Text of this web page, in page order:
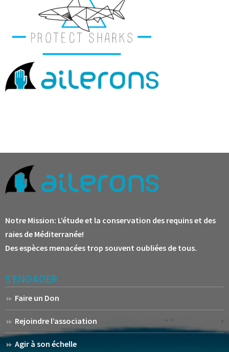
Notre Mission: L’étude et la conservation des requins et des
raies de Méditerranée!
Des espèces menacées trop souvent oubliées de tous.
S’ENGAGER
Faire un Don
Rejoindre l’association
Agir à son échelle